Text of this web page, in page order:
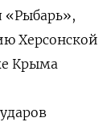
«Рыбарь»,
Херсонской
Крыма